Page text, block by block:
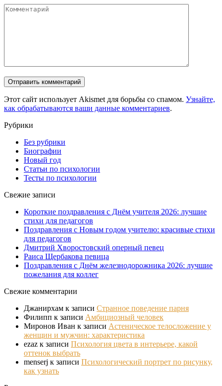
Комментарий
Этот сайт использует Akismet для борьбы со спамом. Узнайте,
как обрабатываются ваши данные комментариев.
Рубрики
Без рубрики
Биографии
Новый год
Статьи по психологии
Тесты по психологии
Свежие записи
Короткие поздравления с Днём учителя 2026: лучшие
стихи для педагогов
Поздравления с Новым годом учителю: красивые стихи
для педагогов
Дмитрий Хворостовский оперный певец
Раиса Щербакова певица
Поздравления с Днём железнодорожника 2026: лучшие
пожелания для коллег
Свежие комментарии
Джанирхам к записи Странное поведение парня
Филипп к записи Амбициозный человек
Миронов Иван к записи Астеническое телосложение у
женщин и мужчин: характеристика
ezaz к записи Психология цвета в интерьере, какой
оттенок выбрать
menserj к записи Психологический портрет по рисунку,
как узнать